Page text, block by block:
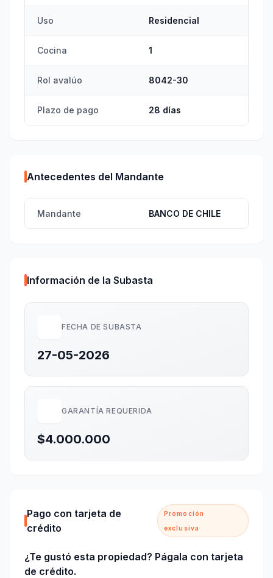
Uso Residencial
Cocina 1
Rol avalúo 8042-30
Plazo de pago 28 días
Antecedentes del Mandante
Mandante BANCO DE CHILE
Información de la Subasta
FECHA DE SUBASTA
27-05-2026
GARANTÍA REQUERIDA
$4.000.000
Pago con tarjeta de
crédito
Promoción
exclusiva
¿Te gustó esta propiedad? Págala con tarjeta
de crédito.